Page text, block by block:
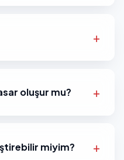
oluşur mu?
miyim?